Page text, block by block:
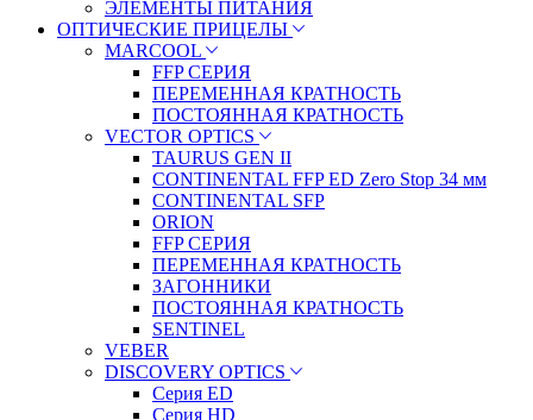
ЭЛЕМЕНТЫ ПИТАНИЯ
ОПТИЧЕСКИЕ ПРИЦЕЛЫ
MARCOOL
FFP СЕРИЯ
ПЕРЕМЕННАЯ КРАТНОСТЬ
ПОСТОЯННАЯ КРАТНОСТЬ
VECTOR OPTICS
TAURUS GEN II
CONTINENTAL FFP ED Zero Stop 34 мм
CONTINENTAL SFP
ORION
FFP СЕРИЯ
ПЕРЕМЕННАЯ КРАТНОСТЬ
ЗАГОННИКИ
ПОСТОЯННАЯ КРАТНОСТЬ
SENTINEL
VEBER
DISCOVERY OPTICS
Серия ED
Серия HD